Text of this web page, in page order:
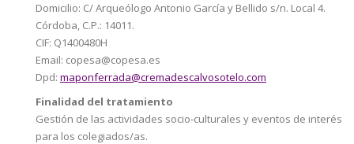
Domicilio: C/ Arqueólogo Antonio García y Bellido s/n. Local 4.
Córdoba, C.P.: 14011.
CIF: Q1400480H
Email: copesa@copesa.es
Dpd: maponferrada@cremadescalvosotelo.com
Finalidad del tratamiento
Gestión de las actividades socio-culturales y eventos de interés
para los colegiados/as.